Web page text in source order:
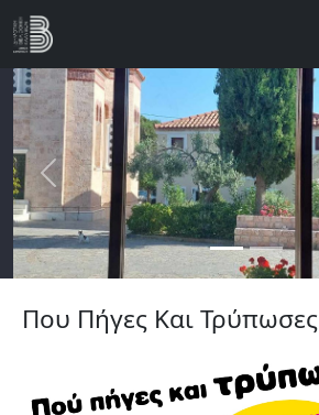
Παράκαμψη προς το κυρίως
Previous
Που Πήγες Και